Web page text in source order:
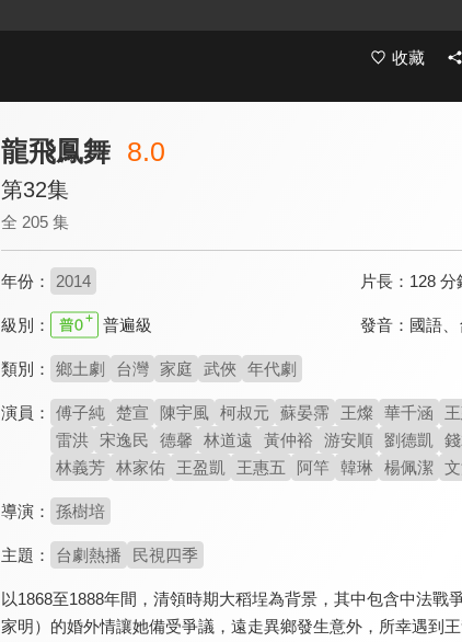
收藏
龍飛鳳舞 8.0
第32集
全 205 集
年份： 2014 片長： 128 分
級別： 普遍級 發音： 國語、
類別： 鄉土劇 台灣 家庭 武俠 年代劇
演員： 傅子純 楚宣 陳宇風 柯叔元 蘇晏霈 王燦 華千涵
雷洪
宋逸民 德馨 林道遠 黃仲裕 游安順 劉德凱
林義芳 林家佑 王盈凱 王惠五 阿竿 韓琳 楊佩潔
導演： 孫樹培
主題： 台劇熱播 民視四季
以1868至1888年間，清領時期大稻埕為背景，其中包含中法
家明）的婚外情讓她備受爭議，遠走異鄉發生意外，所幸遇到